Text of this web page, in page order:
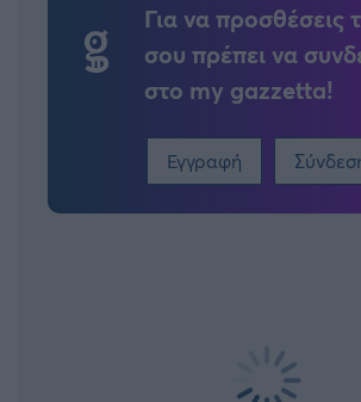
Για να προσθέσεις
σου πρέπει να
στο my gazzetta!
Εγγραφή